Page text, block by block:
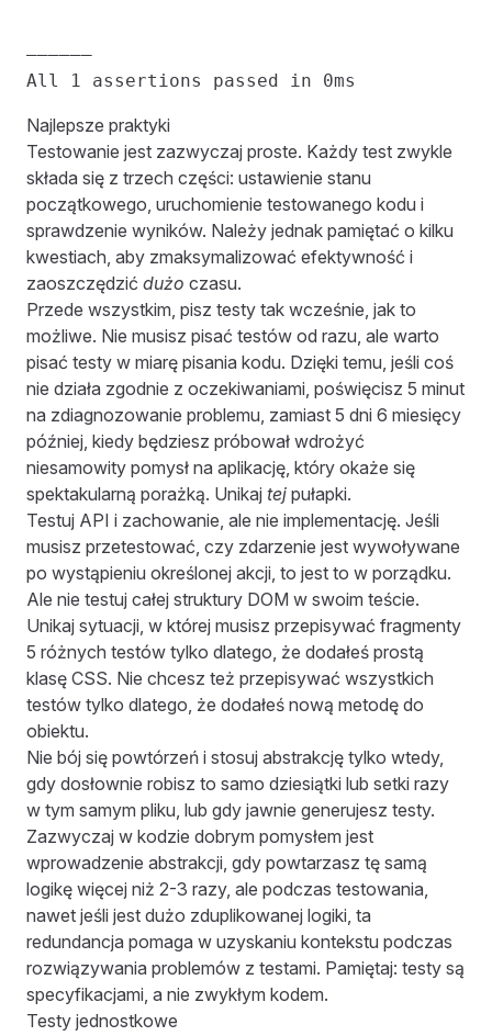
––––––
All 1 assertions passed in 0ms
Najlepsze praktyki
Testowanie jest zazwyczaj proste. Każdy test zwykle
składa się z trzech części: ustawienie stanu
początkowego, uruchomienie testowanego kodu i
sprawdzenie wyników. Należy jednak pamiętać o kilku
kwestiach, aby zmaksymalizować efektywność i
zaoszczędzić dużo czasu.
Przede wszystkim, pisz testy tak wcześnie, jak to
możliwe. Nie musisz pisać testów od razu, ale warto
pisać testy w miarę pisania kodu. Dzięki temu, jeśli coś
nie działa zgodnie z oczekiwaniami, poświęcisz 5 minut
na zdiagnozowanie problemu, zamiast 5 dni 6 miesięcy
później, kiedy będziesz próbował wdrożyć
niesamowity pomysł na aplikację, który okaże się
spektakularną porażką. Unikaj tej pułapki.
Testuj API i zachowanie, ale nie implementację. Jeśli
musisz przetestować, czy zdarzenie jest wywoływane
po wystąpieniu określonej akcji, to jest to w porządku.
Ale nie testuj całej struktury DOM w swoim teście.
Unikaj sytuacji, w której musisz przepisywać fragmenty
5 różnych testów tylko dlatego, że dodałeś prostą
klasę CSS. Nie chcesz też przepisywać wszystkich
testów tylko dlatego, że dodałeś nową metodę do
obiektu.
Nie bój się powtórzeń i stosuj abstrakcję tylko wtedy,
gdy dosłownie robisz to samo dziesiątki lub setki razy
w tym samym pliku, lub gdy jawnie generujesz testy.
Zazwyczaj w kodzie dobrym pomysłem jest
wprowadzenie abstrakcji, gdy powtarzasz tę samą
logikę więcej niż 2-3 razy, ale podczas testowania,
nawet jeśli jest dużo zduplikowanej logiki, ta
redundancja pomaga w uzyskaniu kontekstu podczas
rozwiązywania problemów z testami. Pamiętaj: testy są
specyfikacjami, a nie zwykłym kodem.
Testy jednostkowe